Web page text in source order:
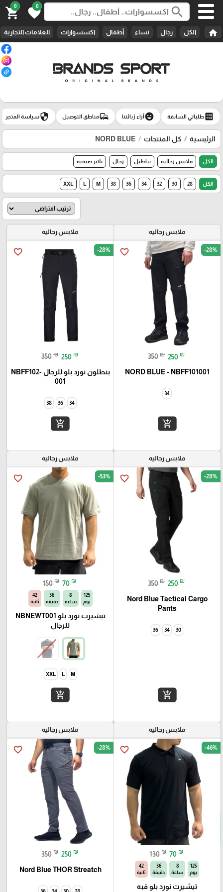
search
0
favorite
0
shopping_cart
home الكل رجال نساء أطفال اكسسوارات العلامات التجارية
ballotطلباتي السابقة emoji_emotionsآراء زبائننا commuteمناطق التوصيل securityسياسة المتجر
الرئيسية كل المنتجات NORD BLUE
الكل ملابس رجاليه بناطيل رجال بلايز صيفية
الكل 28
30
32
34
36
38
M
L
XXL
ملابس رجاليه
favorite_border -28%
350 ₪ 250 ₪
NORD BLUE - NBFF101001
34
add_shopping_cart
ملابس رجاليه
favorite_border -28%
350 ₪ 250 ₪
بنطلون نورد بلو للرجال NBFF102-
001
34
36
38
add_shopping_cart
ملابس رجاليه
favorite_border -28%
350 ₪ 250 ₪
Nord Blue Tactical Cargo
Pants
30
34
36
add_shopping_cart
ملابس رجاليه
favorite_border -53%
150 ₪ 70 ₪
125
يوم
8
ساعة
36
دقيقة
41
ثانية
تيشيرت نورد بلو NBNEWT001
للرجال
M
L
XXL
add_shopping_cart
ملابس رجاليه
favorite_border -46%
130 ₪ 70 ₪
125
يوم
8
ساعة
36
دقيقة
41
ثانية
تيشيرت نورد بلو قبه
ملابس رجاليه
favorite_border -28%
350 ₪ 250 ₪
Nord Blue THOR Streatch